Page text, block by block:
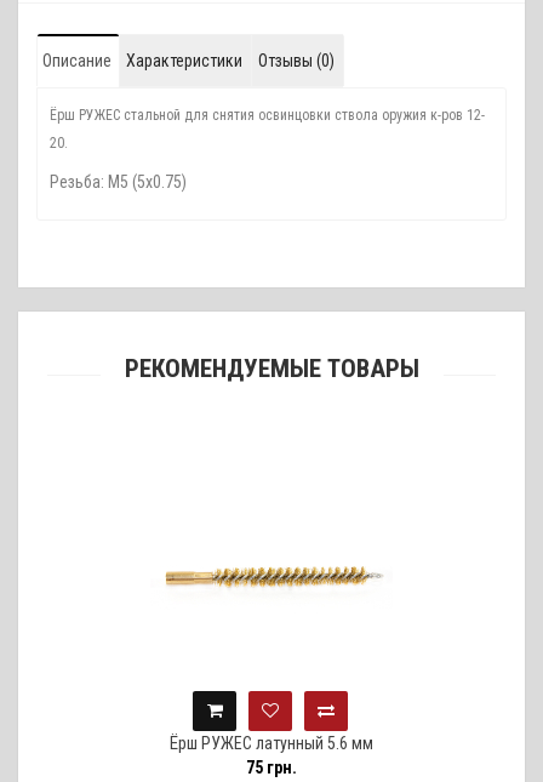
Описание Характеристики Отзывы (0)
Ёрш РУЖЕС стальной для снятия освинцовки ствола оружия к-ров 12-
20.
Резьба: М5 (5x0.75)
РЕКОМЕНДУЕМЫЕ ТОВАРЫ
Ёрш РУЖЕС латунный 5.6 мм
75 грн.